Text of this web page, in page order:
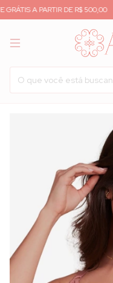
A PARTIR DE R$ 500,00